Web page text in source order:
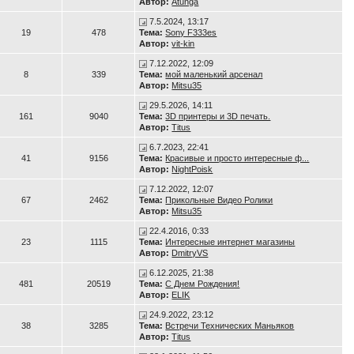
19 478
7.5.2024, 13:17
Тема: Sony F333es
Автор: vit-kin
8 339
7.12.2022, 12:09
Тема: мой маленький арсенал
Автор: Mitsu35
161 9040
29.5.2026, 14:11
Тема: 3D принтеры и 3D печать.
Автор: Titus
41 9156
6.7.2023, 22:41
Тема: Красивые и просто интересные ф...
Автор: NightPoisk
67 2462
7.12.2022, 12:07
Тема: Прикольные Видео Ролики
Автор: Mitsu35
23 1115
22.4.2016, 0:33
Тема: Интересные интернет магазины
Автор: DmitryVS
481 20519
6.12.2025, 21:38
Тема: С Днем Рождения!
Автор: ELIK
38 3285
24.9.2022, 23:12
Тема: Встречи Технических Маньяков
Автор: Titus